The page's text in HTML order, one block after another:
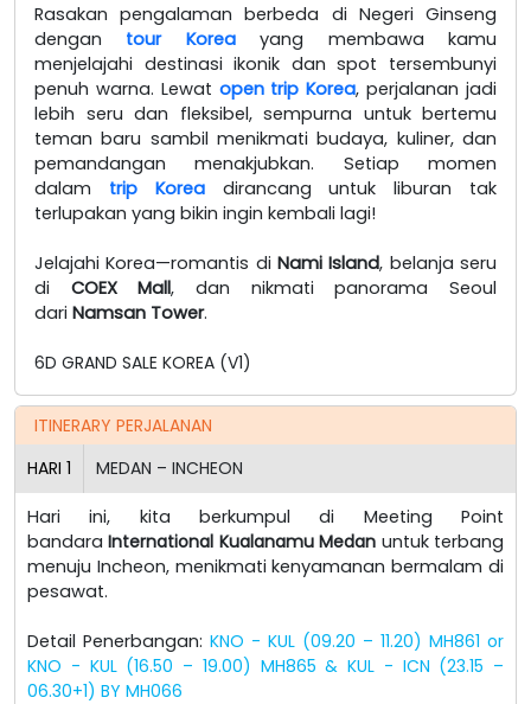
Rasakan pengalaman berbeda di Negeri Ginseng
dengan tour Koreayang membawa kamu
menjelajahi destinasi ikonik dan spot tersembunyi
penuh warna. Lewat open trip Korea, perjalanan jadi
lebih seru dan fleksibel, sempurna untuk bertemu
teman baru sambil menikmati budaya, kuliner, dan
pemandangan menakjubkan. Setiap momen
dalam trip Koreadirancang untuk liburan tak
terlupakan yang bikin ingin kembali lagi!
Jelajahi Korea—romantis di Nami Island, belanja seru
di COEX Mall, dan nikmati panorama Seoul
dari Namsan Tower.
6D GRAND SALE KOREA (V1)
ITINERARY PERJALANAN
HARI 1 MEDAN – INCHEON
Hari ini, kita berkumpul di Meeting Point
bandara International Kualanamu Medan untuk terbang
menuju Incheon, menikmati kenyamanan bermalam di
pesawat.
Detail Penerbangan: KNO - KUL (09.20 – 11.20) MH861 or
KNO - KUL (16.50 – 19.00) MH865 & KUL - ICN (23.15 –
06.30+1) BY MH066